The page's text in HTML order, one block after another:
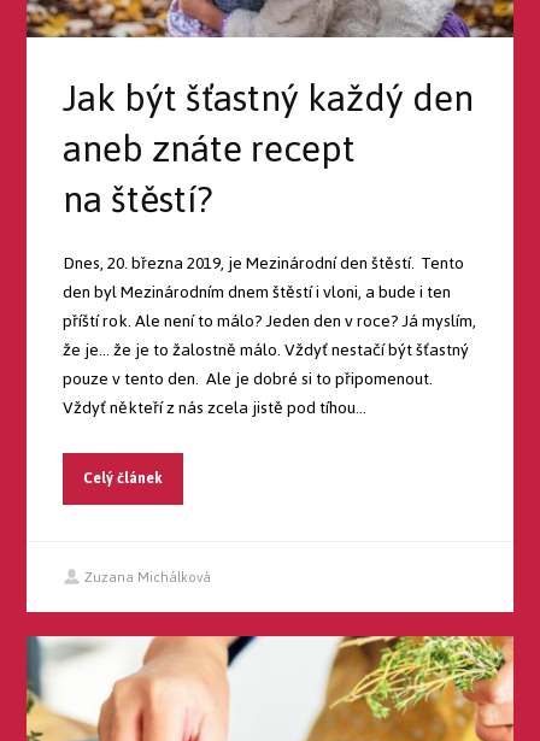
Jak být šťastný každý den
aneb znáte recept
na štěstí?
Dnes, 20. března 2019, je Mezinárodní den štěstí. Tento
den byl Mezinárodním dnem štěstí i vloni, a bude i ten
příští rok. Ale není to málo? Jeden den v roce? Já myslím,
že je… že je to žalostně málo. Vždyť nestačí být šťastný
pouze v tento den. Ale je dobré si to připomenout.
Vždyť někteří z nás zcela jistě pod tíhou...
Celý článek
Zuzana Michálková